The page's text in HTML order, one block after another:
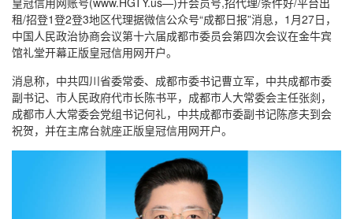
租/招登1登2登3地区代理据微信公众号“成都日报”消息，1月27日，
中国人民政治协商会议第十六届成都市委员会第四次会议在金牛宾
馆礼堂开幕正版皇冠信用网开户。
消息称，中共四川省委常委、成都市委书记曹立军，中共成都市委
副书记、市人民政府代市长陈书平，成都市人大常委会主任张剡，
成都市人大常委会党组书记何礼，中共成都市委副书记陈彦夫到会
祝贺，并在主席台就座正版皇冠信用网开户。